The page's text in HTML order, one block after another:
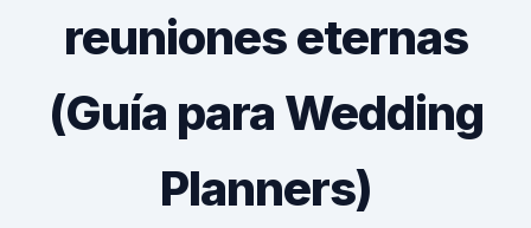
reuniones eternas
(Guía para Wedding
Planners)